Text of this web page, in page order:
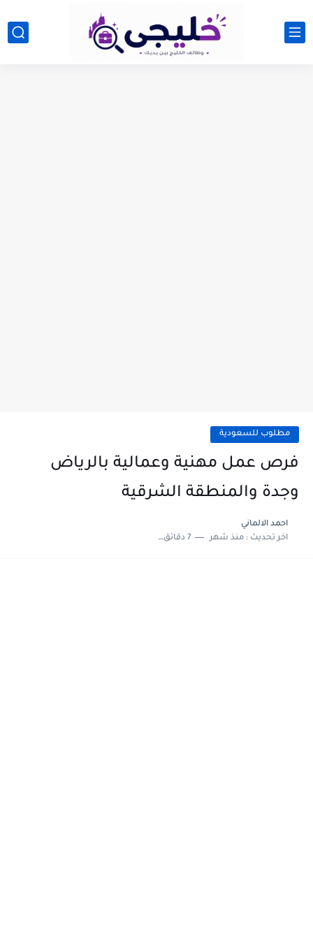
مطلوب للسعودية
فرص عمل مهنية وعمالية بالرياض
وجدة والمنطقة الشرقية
احمد الالماني
اخر تحديث :منذ شهر 7 دقائق للقراءة